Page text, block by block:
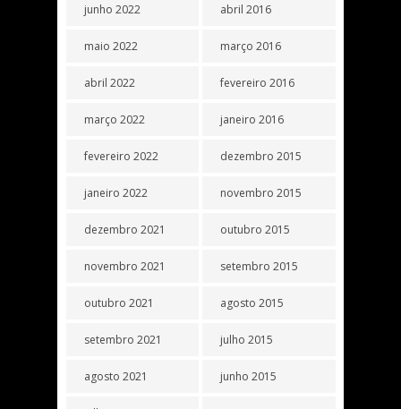
junho 2022
maio 2022
abril 2022
março 2022
fevereiro 2022
janeiro 2022
dezembro 2021
novembro 2021
outubro 2021
setembro 2021
agosto 2021
abril 2016
março 2016
fevereiro 2016
janeiro 2016
dezembro 2015
novembro 2015
outubro 2015
setembro 2015
agosto 2015
julho 2015
junho 2015